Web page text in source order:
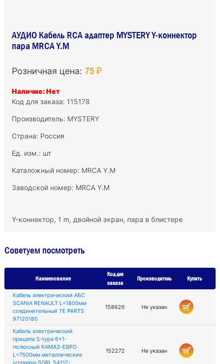
АУДИО Кабель RCA адаптер MYSTERY Y-коннектор
пара MRCA Y.M
Розничная цена: 75 ₽
Наличие: Нет
Код для заказа: 115178
Производитель: MYSTERY
Страна: Россия
Ед. изм.: шт
Каталожный номер: MRCA Y.M
Заводской номер: MRCA Y.M
Y-коннектор, 1 m, двойной экран, пара в блистере
Советуем посмотреть
Наименование
Код для
заказа
Производитель Купить
Кабель электрический АБС
SCANIA RENAULT L=1800мм
соединительный TE PARTS
97120180
158626 Не указан
Кабель электрический
прицепа S-type 6+1-
полюсный КАМАЗ-ЕВРО
L=7500мм металлические
штекеры SORL 54112-
152272 Не указан